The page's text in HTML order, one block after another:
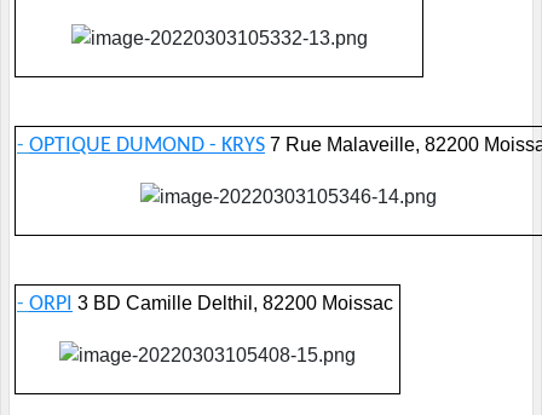
- OPTIQUE DUMOND - KRYS 7 Rue Malaveille, 82200
- ORPI 3 BD Camille Delthil, 82200 Moissac